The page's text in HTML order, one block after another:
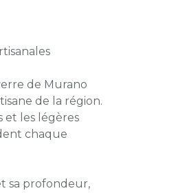
de Murano
de la région.
et les légères
chaque
sa profondeur,